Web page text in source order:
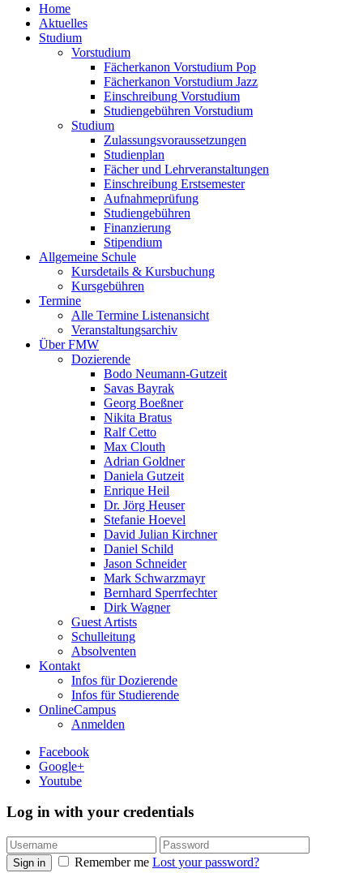
Home
Aktuelles
Studium
Vorstudium
Fächerkanon Vorstudium Pop
Fächerkanon Vorstudium Jazz
Einschreibung Vorstudium
Studiengebühren Vorstudium
Studium
Zulassungsvoraussetzungen
Studienplan
Fächer und Lehrveranstaltungen
Einschreibung Erstsemester
Aufnahmeprüfung
Studiengebühren
Finanzierung
Stipendium
Allgemeine Schule
Kursdetails & Kursbuchung
Kursgebühren
Termine
Alle Termine Listenansicht
Veranstaltungsarchiv
Über FMW
Dozierende
Bodo Neumann-Gutzeit
Savas Bayrak
Georg Boeßner
Nikita Bratus
Ralf Cetto
Max Clouth
Adrian Goldner
Daniela Gutzeit
Enrique Heil
Dr. Jörg Heuser
Stefanie Hoevel
David Julian Kirchner
Daniel Schild
Jason Schneider
Mark Schwarzmayr
Bernhard Sperrfechter
Dirk Wagner
Guest Artists
Schulleitung
Absolventen
Kontakt
Infos für Dozierende
Infos für Studierende
OnlineCampus
Anmelden
Facebook
Google+
Youtube
Log in with your credentials
Sign in Remember me Lost your password?